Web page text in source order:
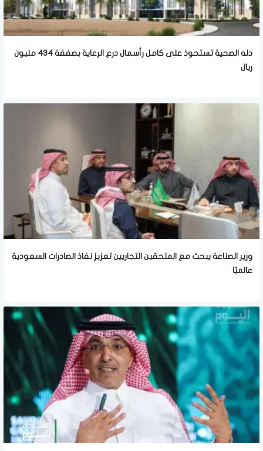
دله الصحية تستحوذ على كامل رأسمال درع الرعاية بصفقة 434 مليون
ريال
وزير الصناعة يبحث مع الملحقين التجاريين تعزيز نفاذ الصادرات السعودية
عالميًا